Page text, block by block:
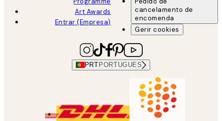
Art Awards
Entrar (Empresa)
cancelamento de
encomenda
Gerir cookies
PRT PORTUGUES